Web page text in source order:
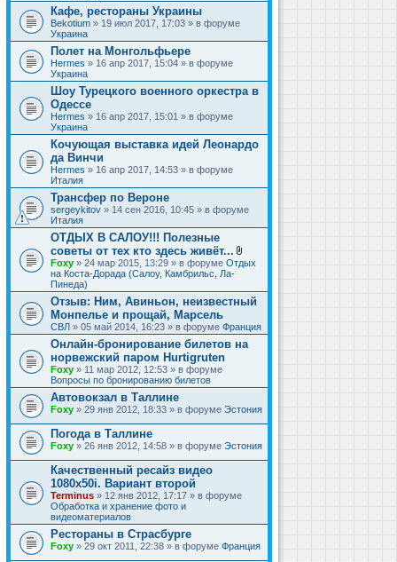
Кафе, рестораны Украины
Bekotium » 19 июл 2017, 17:03 » в форуме
Украина
Полет на Монгольфьере
Hermes » 16 апр 2017, 15:04 » в форуме
Украина
Шоу Турецкого военного оркестра в
Одессе
Hermes » 16 апр 2017, 15:01 » в форуме
Украина
Кочующая выставка идей Леонардо
да Винчи
Hermes » 16 апр 2017, 14:53 » в форуме
Италия
Трансфер по Вероне
sergeykitov » 14 сен 2016, 10:45 » в форуме
Италия
ОТДЫХ В САЛОУ!!! Полезные
советы от тех кто здесь живёт...
В
л
ж
е
и
я
Foxy » 24 мар 2015, 13:29 » в форуме Отдых
на Коста-Дорада (Салоу, Камбрильс, Ла-
Пинеда)
Отзыв: Ним, Авиньон, неизвестный
Монпелье и прощай, Марсель
СВЛ » 05 май 2014, 16:23 » в форуме Франция
Онлайн-бронирование билетов на
норвежский паром Hurtigruten
Foxy » 11 мар 2012, 12:53 » в форуме
Вопросы по бронированию билетов
Автовокзал в Таллине
Foxy » 29 янв 2012, 18:33 » в форуме Эстония
Погода в Таллине
Foxy » 26 янв 2012, 14:58 » в форуме Эстония
Качественный ресайз видео
1080x50i. Вариант второй
Terminus » 12 янв 2012, 17:17 » в форуме
Обработка и хранение фото и
видеоматериалов
Рестораны в Страсбурге
Foxy » 29 окт 2011, 22:38 » в форуме Франция